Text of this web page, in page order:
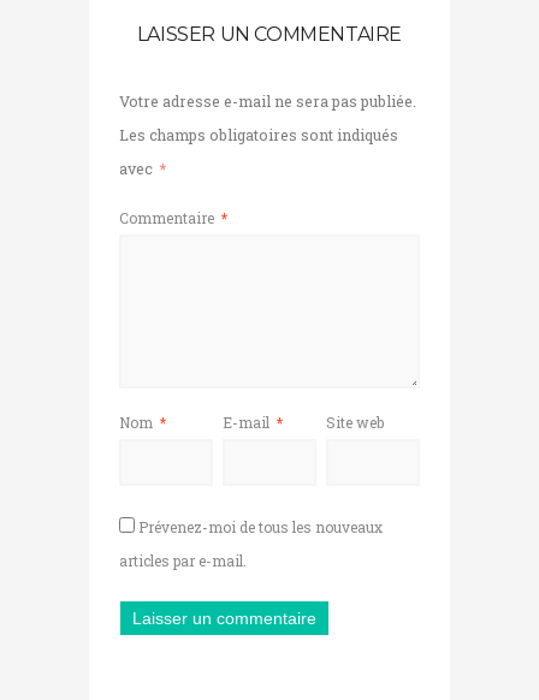
LAISSER UN COMMENTAIRE
Votre adresse e-mail ne sera pas publiée.
Les champs obligatoires sont indiqués
avec *
Commentaire *
Nom * E-mail * Site web
Prévenez-moi de tous les nouveaux
articles par e-mail.